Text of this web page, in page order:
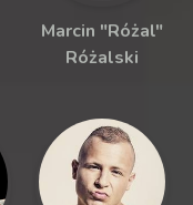
Marcin "Różal"
Różalski